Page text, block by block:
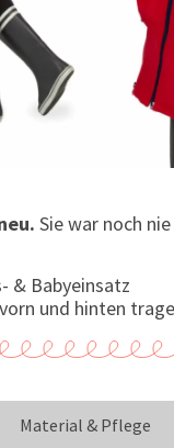
Sie war noch
& Babyeinsatz
und hinten
Material & Pflege